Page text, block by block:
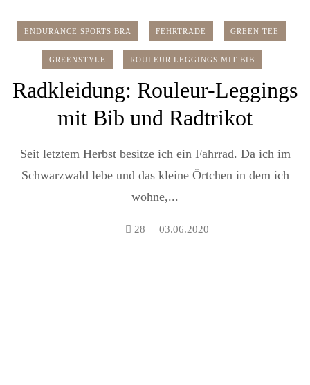
ENDURANCE SPORTS BRA FEHRTRADE GREEN TEE
GREENSTYLE ROULEUR LEGGINGS MIT BIB
Radkleidung: Rouleur-Leggings
mit Bib und Radtrikot
Seit letztem Herbst besitze ich ein Fahrrad. Da ich im
Schwarzwald lebe und das kleine Örtchen in dem ich
wohne,...
28 03.06.2020